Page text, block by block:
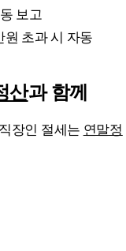
보고
원 초과 시 자동
산과 함께
장인 절세는 연말정